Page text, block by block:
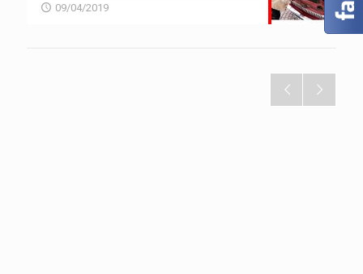
09/04/2019